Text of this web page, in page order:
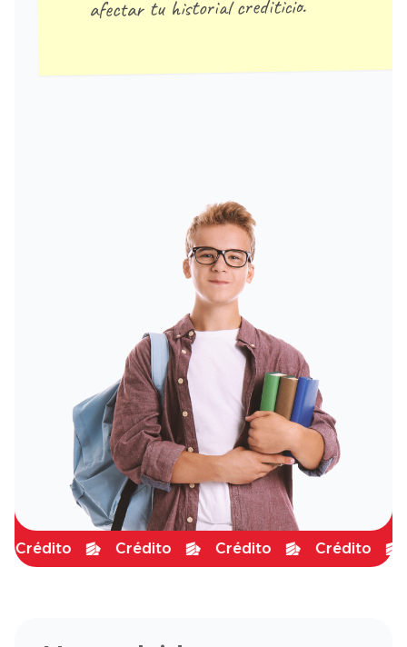
afectar tu historial crediticio.
Crédito Crédito Crédito Crédito